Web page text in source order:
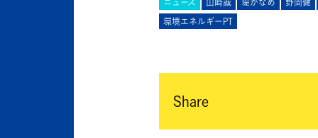
環境エネルギーPT
Share